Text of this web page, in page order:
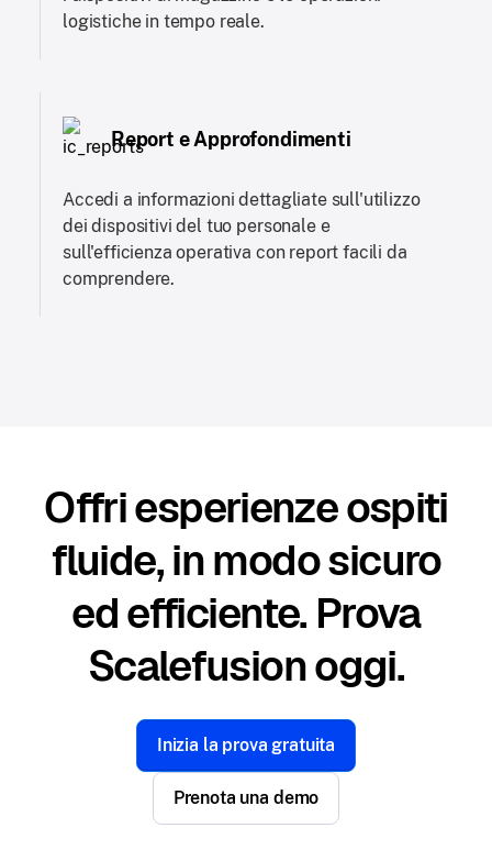
logistiche in tempo reale.
Report e Approfondimenti
Accedi a informazioni dettagliate sull'utilizzo
dei dispositivi del tuo personale e
sull'efficienza operativa con report facili da
comprendere.
Offri esperienze ospiti
fluide, in modo sicuro
ed efficiente. Prova
Scalefusion oggi.
Inizia la prova gratuita
Prenota una demo